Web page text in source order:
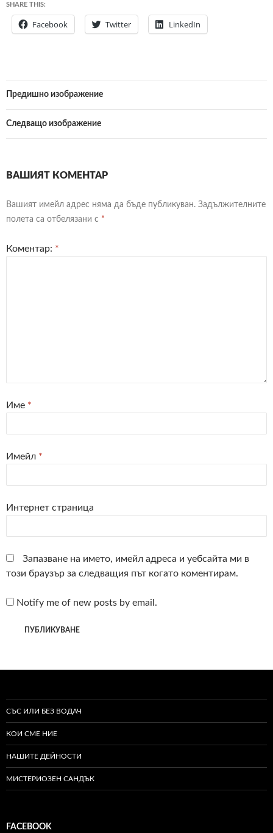
SHARE THIS:
Facebook Twitter LinkedIn
Предишно изображение
Следващо изображение
ВАШИЯТ КОМЕНТАР
Вашият имейл адрес няма да бъде публикуван. Задължителните
полета са отбелязани с *
Коментар: *
Име *
Имейл *
Интернет страница
Запазване на името, имейл адреса и уебсайта ми в
този браузър за следващия път когато коментирам.
Notify me of new posts by email.
СЪС ИЛИ БЕЗ ВОДАЧ
КОИ СМЕ НИЕ
НАШИТЕ ДЕЙНОСТИ
МИСТЕРИОЗЕН САНДЪК
FACEBOOK